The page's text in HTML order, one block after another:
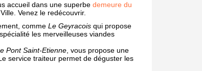
accueil dans une superbe demeure du
Venez le redécouvrir.
comme Le Geyracois qui propose
les merveilleuses viandes
Pont Saint-Etienne , vous propose une
service traiteur permet de déguster les